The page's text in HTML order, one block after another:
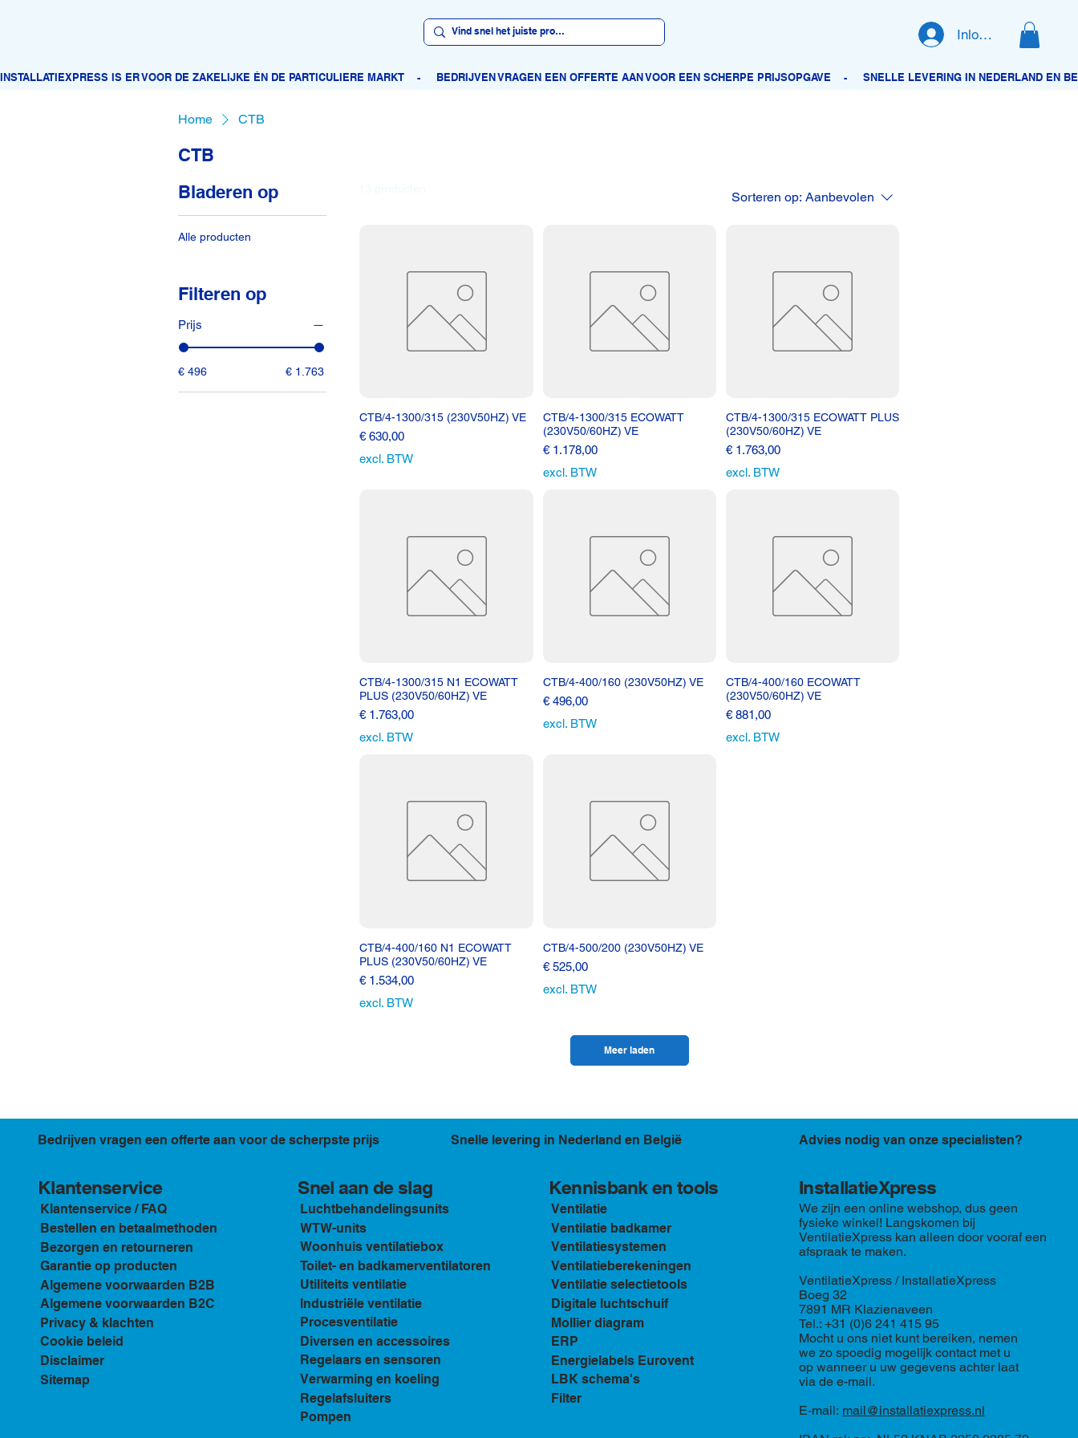
Inloggen
Home CTB
CTB
Bladeren op
Alle producten
Filteren op
Prijs
€ 496 € 1.763
Sorteren op: Aanbevolen
CTB/4-1300/315 (230V50HZ) VE
Prijs
€ 630,00
excl. BTW
CTB/4-1300/315 ECOWATT
(230V50/60HZ) VE
Prijs
€ 1.178,00
excl. BTW
CTB/4-1300/315 ECOWATT PLUS
(230V50/60HZ) VE
Prijs
€ 1.763,00
excl. BTW
CTB/4-1300/315 N1 ECOWATT
PLUS (230V50/60HZ) VE
Prijs
€ 1.763,00
excl. BTW
CTB/4-400/160 (230V50HZ) VE
Prijs
€ 496,00
excl. BTW
CTB/4-400/160 ECOWATT
(230V50/60HZ) VE
Prijs
€ 881,00
excl. BTW
CTB/4-400/160 N1 ECOWATT
PLUS (230V50/60HZ) VE
Prijs
€ 1.534,00
excl. BTW
CTB/4-500/200 (230V50HZ) VE
Prijs
€ 525,00
excl. BTW
Meer laden
Klantenservice
Klantenservice / FAQ
Bestellen en betaalmethoden
Bezorgen en retourneren
Garantie op producten
Algemene voorwaarden B2B
Algemene voorwaarden B2C
Privacy & klachten
Cookie beleid
Disclaimer
Sitemap
Bedrijven vragen een offerte aan voor de scherpste prijs Snelle levering in Nederland en België Advies nodig van onze specialisten?
Snel aan de slag
Luchtbehandelingsunits
WTW-units
Woonhuis ventilatiebox
Toilet- en badkamerventilatoren
Utiliteits ventilatie
Industriële ventilatie
Procesventilatie
Diversen en accessoires
Regelaars en sensoren
Verwarming en koeling
Regelafsluiters
Pompen
Kennisbank en tools
Ventilatie
Ventilatie badkamer
Ventilatiesystemen
Ventilatieberekeningen
Ventilatie selectietools
Digitale luchtschuif
Mollier diagram
ERP
Energielabels Eurovent
LBK schema's
Filter
We zijn een online webshop, dus geen
fysieke winkel! Langskomen bij
VentilatieXpress kan alleen door vooraf een
afspraak te maken.
VentilatieXpress / InstallatieXpress
Boeg 32
7891 MR Klazienaveen
Tel.: +31 (0)6 241 415 95
Mocht u ons niet kunt bereiken, nemen
we zo spoedig mogelijk contact met u
op wanneer u uw gegevens achter laat
via de e-mail.
E-mail: mail@installatiexpress.nl
InstallatieXpress